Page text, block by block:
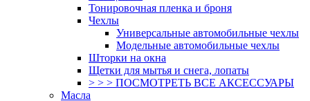
Тонировочная пленка и броня
Чехлы
Универсальные автомобильные чехлы
Модельные автомобильные чехлы
Шторки на окна
Щетки для мытья и снега, лопаты
> > > ПОСМОТРЕТЬ ВСЕ АКСЕССУАРЫ
Масла